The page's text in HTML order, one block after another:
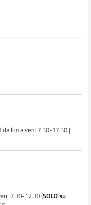
lun a ven: 7.30-17.30 |
7.30-12.30 (SOLO su